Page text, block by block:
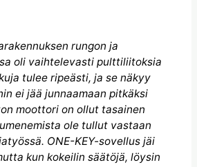
rungon ja
oli vaihtelevasti pulttiliitoksia
tulee ripeästi, ja se näkyy
ei jää junnaamaan pitkäksi
moottori on ollut tasainen
ole tullut vastaan
ONE-KEY-sovellus jäi
kun kokeilin säätöjä, löysin